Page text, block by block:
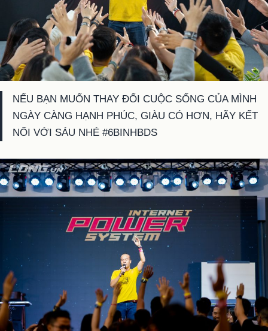
NẾU BẠN MUỐN THAY ĐỔI CUỘC SỐNG CỦA MÌNH
NGÀY CÀNG HẠNH PHÚC, GIÀU CÓ HƠN, HÃY KẾT
NỐI VỚI SÁU NHÉ #6BINHBDS